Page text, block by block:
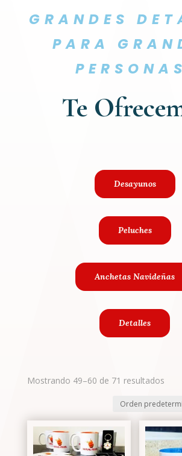
GRANDES
PARA
Te
Desayunos
Peluches
Anchetas Navideñas
Detalles
Mostrando 49–60 de 71 resultados